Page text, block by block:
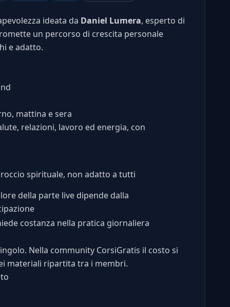
ideata da Daniel Lumera, esperto di
un percorso di crescita personale
e adatto.
mattina e sera
relazioni, lavoro ed energia, con
spirituale, non adatto a tutti
della parte live dipende dalla
costanza nella pratica giornaliera
Nella community CorsiGratis il costo si
materiali ripartita tra i membri.